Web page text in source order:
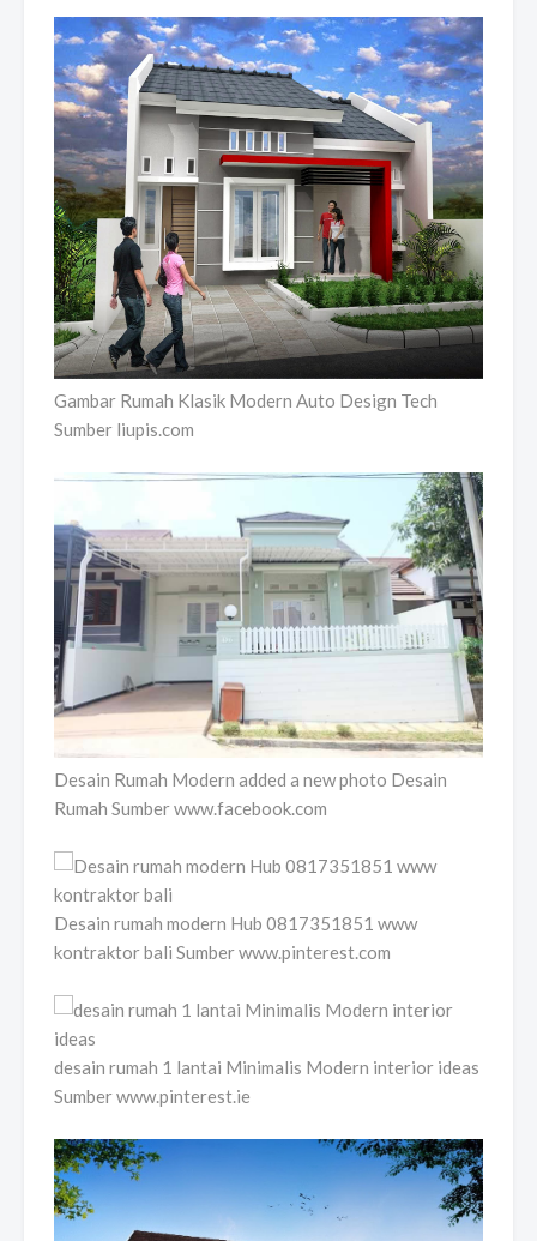
Gambar Rumah Klasik Modern Auto Design Tech
Sumber liupis.com
Desain Rumah Modern added a new photo Desain
Rumah Sumber www.facebook.com
Desain rumah modern Hub 0817351851 www
kontraktor bali Sumber www.pinterest.com
desain rumah 1 lantai Minimalis Modern interior ideas
Sumber www.pinterest.ie